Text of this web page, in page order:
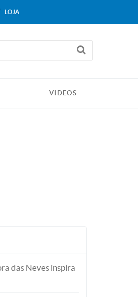
VIDEOS
das Neves inspira
LOJA